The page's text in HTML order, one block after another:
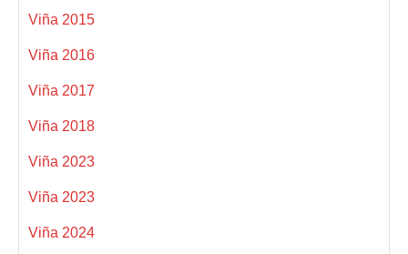
Viña 2015
Viña 2016
Viña 2017
Viña 2018
Viña 2023
Viña 2023
Viña 2024